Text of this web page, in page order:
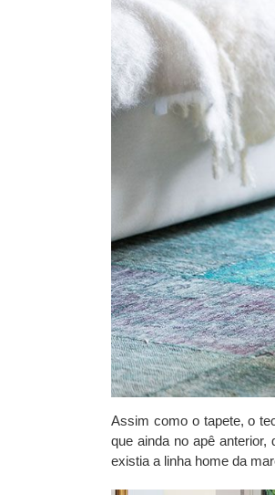
Assim como o tapete, o
que ainda no apê
existia a linha home da